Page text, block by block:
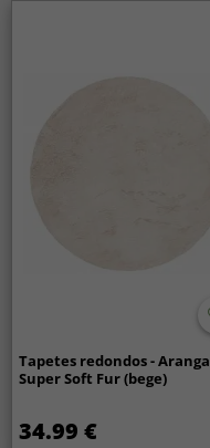
Tapetes redondos - Aranga
Super Soft Fur (bege)
34.99 €